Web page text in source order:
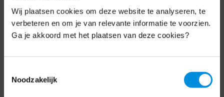
Wij plaatsen cookies om deze website te analyseren, te
verbeteren en om je van relevante informatie te voorzien.
Ga je akkoord met het plaatsen van deze cookies?
Noodzakelijk
Direct naar
Over ons
Bezuidenhoutseweg 12